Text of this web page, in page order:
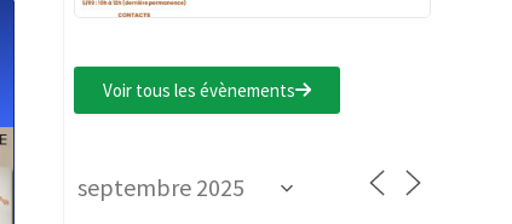
Voir tous les évènements